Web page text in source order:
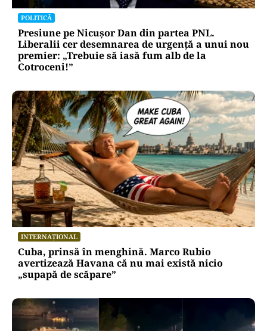
POLITICĂ
Presiune pe Nicușor Dan din partea PNL.
Liberalii cer desemnarea de urgență a unui nou
premier: „Trebuie să iasă fum alb de la
Cotroceni!”
INTERNAȚIONAL
Cuba, prinsă în menghină. Marco Rubio
avertizează Havana că nu mai există nicio
„supapă de scăpare”